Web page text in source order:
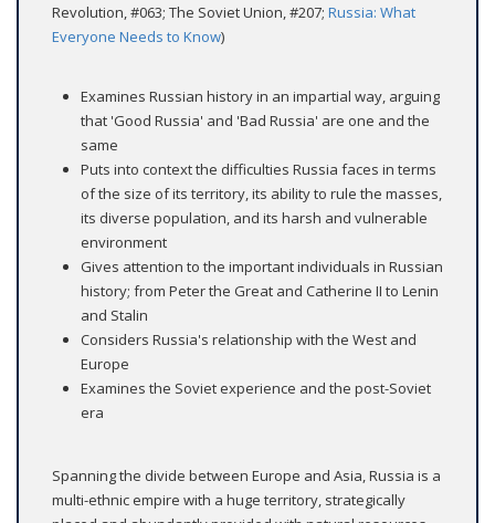
Revolution, #063; The Soviet Union, #207; Russia: What
Everyone Needs to Know)
Examines Russian history in an impartial way, arguing
that 'Good Russia' and 'Bad Russia' are one and the
same
Puts into context the difficulties Russia faces in terms
of the size of its territory, its ability to rule the masses,
its diverse population, and its harsh and vulnerable
environment
Gives attention to the important individuals in Russian
history; from Peter the Great and Catherine II to Lenin
and Stalin
Considers Russia's relationship with the West and
Europe
Examines the Soviet experience and the post-Soviet
era
Spanning the divide between Europe and Asia, Russia is a
multi-ethnic empire with a huge territory, strategically